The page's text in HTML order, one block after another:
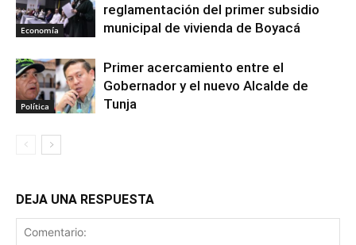
Economía
reglamentación del primer subsidio
municipal de vivienda de Boyacá
Política
Primer acercamiento entre el
Gobernador y el nuevo Alcalde de
Tunja
DEJA UNA RESPUESTA